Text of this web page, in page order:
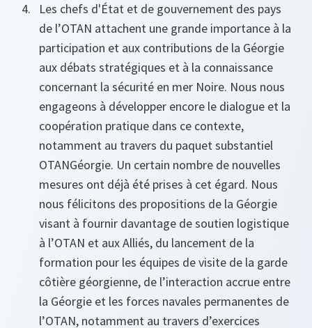
Les chefs d'État et de gouvernement des pays
de l’OTAN attachent une grande importance à la
participation et aux contributions de la Géorgie
aux débats stratégiques et à la connaissance
concernant la sécurité en mer Noire. Nous nous
engageons à développer encore le dialogue et la
coopération pratique dans ce contexte,
notamment au travers du paquet substantiel
OTAN­Géorgie. Un certain nombre de nouvelles
mesures ont déjà été prises à cet égard. Nous
nous félicitons des propositions de la Géorgie
visant à fournir davantage de soutien logistique
à l’OTAN et aux Alliés, du lancement de la
formation pour les équipes de visite de la garde
côtière géorgienne, de l’interaction accrue entre
la Géorgie et les forces navales permanentes de
l’OTAN, notamment au travers d’exercices